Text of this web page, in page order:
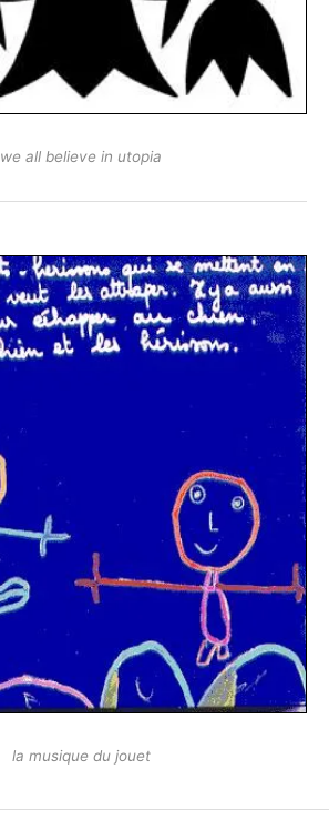
we all believe in utopia
la musique du jouet